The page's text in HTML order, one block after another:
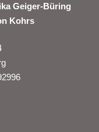
Geiger-Büring
Kohrs